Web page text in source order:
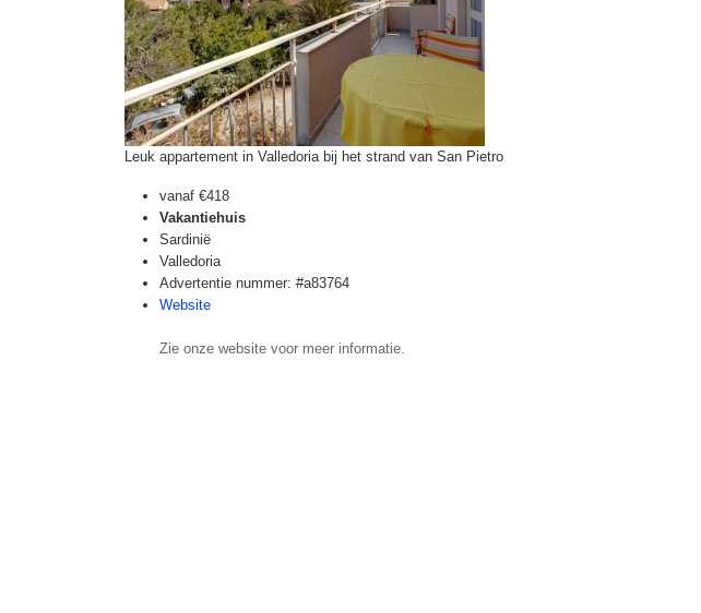
Leuk appartement in Valledoria bij het strand van San Pietro
vanaf €418
Vakantiehuis
Sardinië
Valledoria
Advertentie nummer: #a83764
Website
Zie onze website voor meer informatie.